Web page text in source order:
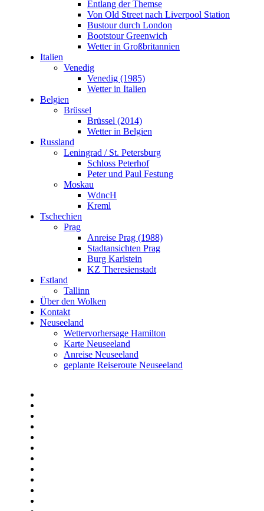
Wetter in Belgien
Russland
Leningrad / St. Petersburg
Schloss Peterhof
Peter und Paul Festung
Moskau
WdncH
Tschechien
Prag
Anreise Prag (1988)
Stadtansichten Prag
Burg Karlstein
KZ Theresienstadt
Estland
Über den Wolken
Kontakt
Neuseeland
Wettervorhersage Hamilton
Karte Neuseeland
Anreise Neuseeland
geplante Reiseroute Neuseeland
Entlang der Themse
Von Old Street nach Liverpool Station
Bustour durch London
Bootstour Greenwich
Wetter in Großbritannien
Italien
Venedig
Venedig (1985)
Wetter in Italien
Belgien
Brüssel
Brüssel (2014)
Wetter in Belgien
Russland
Leningrad / St. Petersburg
Schloss Peterhof
Peter und Paul Festung
Moskau
WdncH
Kreml
Tschechien
Prag
Anreise Prag (1988)
Stadtansichten Prag
Burg Karlstein
KZ Theresienstadt
Estland
Tallinn
Über den Wolken
Kontakt
Neuseeland
Wettervorhersage Hamilton
Karte Neuseeland
Anreise Neuseeland
geplante Reiseroute Neuseeland